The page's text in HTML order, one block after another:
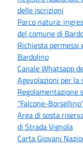
delle iscrizioni
Parco natura:
del comune di
Richiesta permessi
Bardolino
Canale Whatsapp
Agevolazioni per
Regolamentazione
"Falcone-Borsellino"
Area di sosta
di Strada Vignola
Carta Giovani